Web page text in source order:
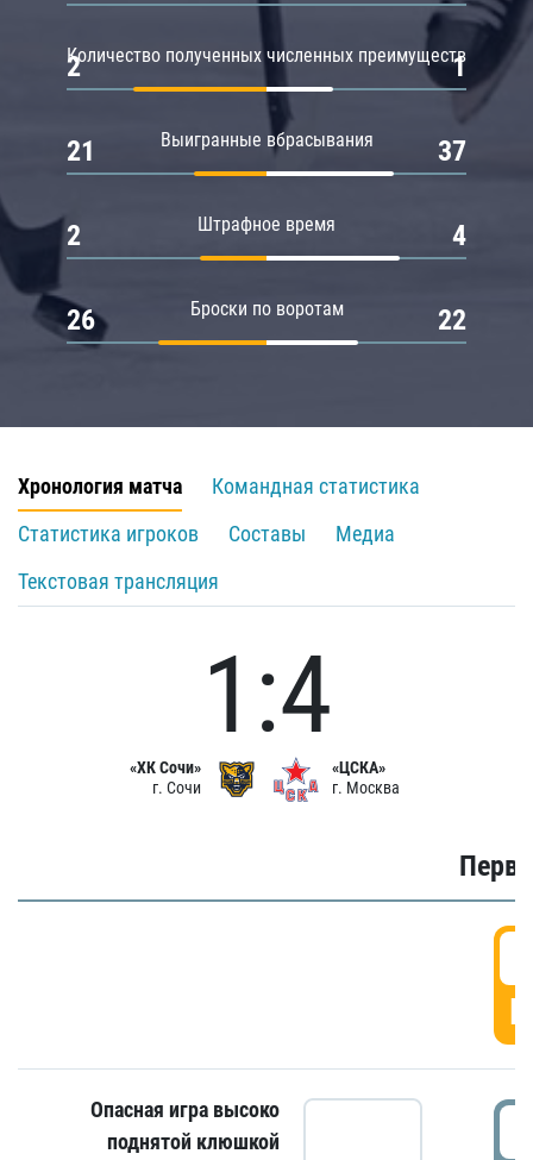
Количество полученных численных преимуществ
2 1
Выигранные вбрасывания
21 37
Штрафное время
2 4
Броски по воротам
26 22
Хронология матча
Командная статистика
Статистика игроков
Составы
Медиа
Текстовая трансляция
«ХК Сочи»
г. Сочи
1:4
«ЦСКА»
г. Москва
Опасная игра высоко
поднятой клюшкой